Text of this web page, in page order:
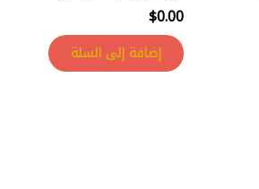
$0.00
إضافة إلى السلة